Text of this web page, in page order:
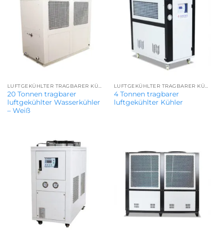
20 Tonnen tragbarer
luftgekühlter Wasserkühler
– Weiß
4 Tonnen tragbarer
luftgekühlter Kühler